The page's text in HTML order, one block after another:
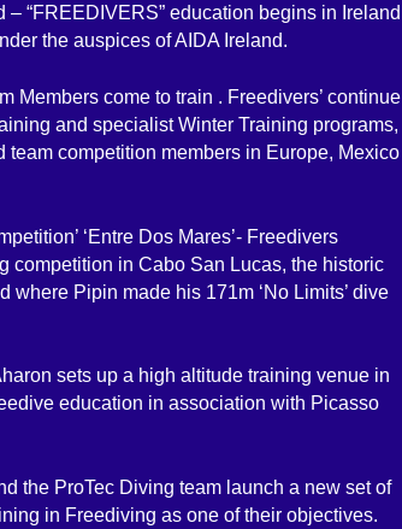
“FREEDIVERS” education begins in Ireland
the auspices of AIDA Ireland.
Members come to train . Freedivers’ continue
and specialist Winter Training programs,
competition members in Europe, Mexico
‘Entre Dos Mares’- Freedivers
competition in Cabo San Lucas, the historic
where Pipin made his 171m ‘No Limits’ dive
sets up a high altitude training venue in
education in association with Picasso
the ProTec Diving team launch a new set of
in Freediving as one of their objectives.